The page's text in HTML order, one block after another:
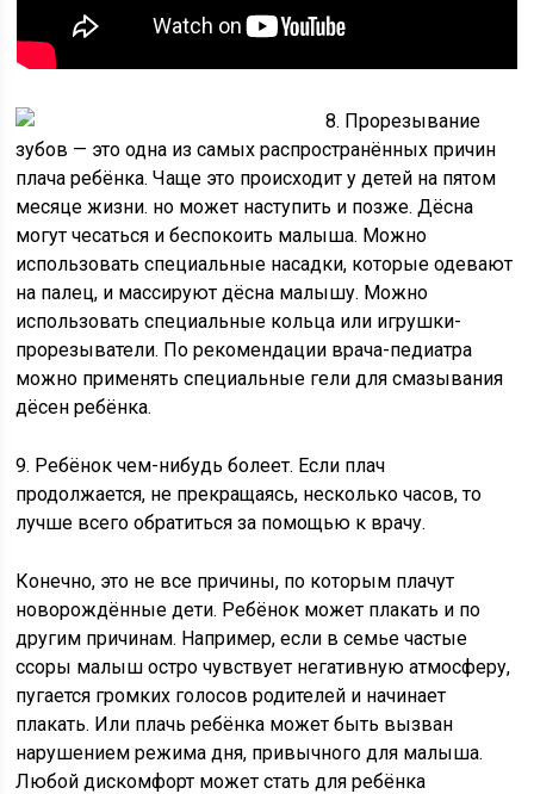
8. Прорезывание
зубов — это одна из самых распространённых причин
плача ребёнка. Чаще это происходит у детей на пятом
месяце жизни. но может наступить и позже. Дёсна
могут чесаться и беспокоить малыша. Можно
использовать специальные насадки, которые одевают
на палец, и массируют дёсна малышу. Можно
использовать специальные кольца или игрушки-
прорезыватели. По рекомендации врача-педиатра
можно применять специальные гели для смазывания
дёсен ребёнка.
9. Ребёнок чем-нибудь болеет. Если плач
продолжается, не прекращаясь, несколько часов, то
лучше всего обратиться за помощью к врачу.
Конечно, это не все причины, по которым плачут
новорождённые дети. Ребёнок может плакать и по
другим причинам. Например, если в семье частые
ссоры малыш остро чувствует негативную атмосферу,
пугается громких голосов родителей и начинает
плакать. Или плачь ребёнка может быть вызван
нарушением режима дня, привычного для малыша.
Любой дискомфорт может стать для ребёнка